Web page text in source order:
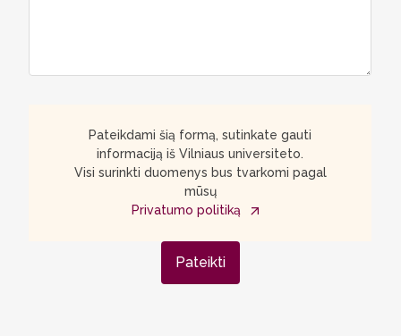
Pateikdami šią formą, sutinkate gauti
informaciją iš Vilniaus universiteto.
Visi surinkti duomenys bus tvarkomi pagal
mūsų
Privatumo politiką
Pateikti